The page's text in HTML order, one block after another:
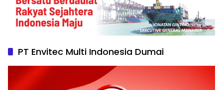
PT Envitec Multi Indonesia Dumai